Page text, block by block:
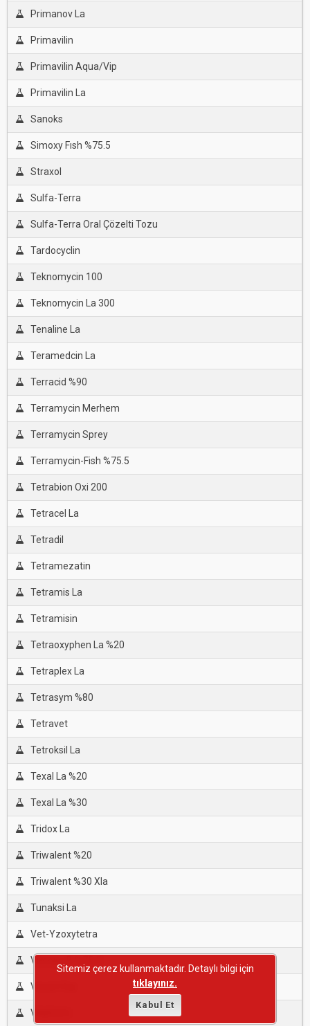
Primanov La
Primavilin
Primavilin Aqua/Vip
Primavilin La
Sanoks
Simoxy Fısh %75.5
Straxol
Sulfa-Terra
Sulfa-Terra Oral Çözelti Tozu
Tardocyclin
Teknomycin 100
Teknomycin La 300
Tenaline La
Teramedcin La
Terracid %90
Terramycin Merhem
Terramycin Sprey
Terramycin-Fish %75.5
Tetrabion Oxi 200
Tetracel La
Tetradil
Tetramezatin
Tetramis La
Tetramisin
Tetraoxyphen La %20
Tetraplex La
Tetrasym %80
Tetravet
Tetroksil La
Texal La %20
Texal La %30
Tridox La
Triwalent %20
Triwalent %30 Xla
Tunaksi La
Vet-Yzoxytetra
Vimoxy-B %75.5
Viocid-Oxy
Vitaform
Sitemiz çerez kullanmaktadır. Detaylı bilgi için
tıklayınız.
Kabul Et